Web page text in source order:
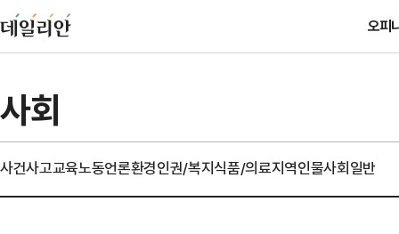
오피
사회
사건사고교육노동언론환경인권/복지식품/의료지역인물사회일반